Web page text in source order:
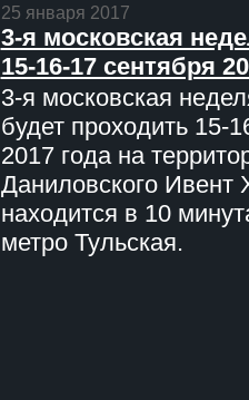
25 января 2017
3-я московская
15-16-17 сентября
3-я московская
будет проходить 15-
2017 года на
Даниловского Ивент
находится в 10
метро Тульская.